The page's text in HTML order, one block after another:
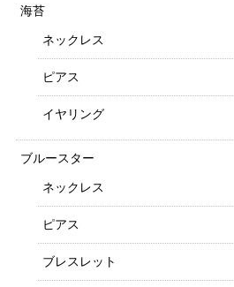
海苔
ネックレス
ピアス
イヤリング
ブルースター
ネックレス
ピアス
ブレスレット